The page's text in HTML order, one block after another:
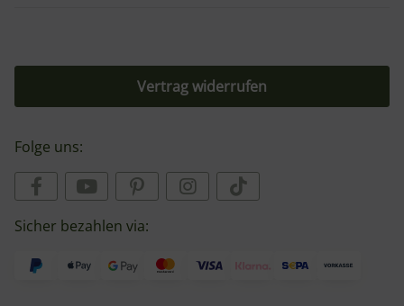
Vertrag widerrufen
Folge uns:
Sicher bezahlen via: